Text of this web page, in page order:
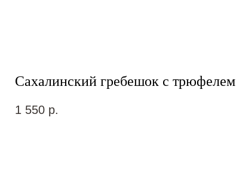
Сахалинский гребешок с трюфелем
1 550 р.